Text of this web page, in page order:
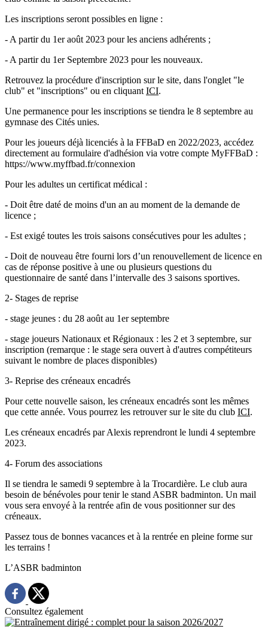
Les inscriptions seront possibles en ligne :
- A partir du 1er août 2023 pour les anciens adhérents ;
- A partir du 1er Septembre 2023 pour les nouveaux.
Retrouvez la procédure d'inscription sur le site, dans l'onglet "le
club" et "inscriptions" ou en cliquantICI.
Une permanence pour les inscriptions se tiendra le 8 septembre au
gymnase des Cités unies.
Pour les joueurs déjà licenciés à la FFBaD en 2022/2023, accédez
directement au formulaire d'adhésion via votre compte MyFFBaD :
https://www.myffbad.fr/connexion
Pour les adultes un certificat médical :
- Doit être daté de moins d'un an au moment de la demande de
licence ;
- Est exigé toutes les trois saisons consécutives pour les adultes ;
- Doit de nouveau être fourni lors d’un renouvellement de licence en
cas de réponse positive à une ou plusieurs questions du
questionnaire de santé dans l’intervalle des 3 saisons sportives.
2- Stages de reprise
- stage jeunes : du 28 août au 1er septembre
- stage joueurs Nationaux et Régionaux : les 2 et 3 septembre, sur
inscription (remarque : le stage sera ouvert à d'autres compétiteurs
suivant le nombre de places disponibles)
3- Reprise des créneaux encadrés
Pour cette nouvelle saison, les créneaux encadrés sont les mêmes
que cette année. Vous pourrez les retrouver sur le site du club ICI.
Les créneaux encadrés par Alexis reprendront le lundi 4 septembre
2023.
4- Forum des associations
Il se tiendra le samedi 9 septembre à la Trocardière. Le club aura
besoin de bénévoles pour tenir le stand ASBR badminton. Un mail
vous sera envoyé à la rentrée afin de vous positionner sur des
créneaux.
Passez tous de bonnes vacances et à la rentrée en pleine forme sur
les terrains !
L’ASBR badminton
Consultez également